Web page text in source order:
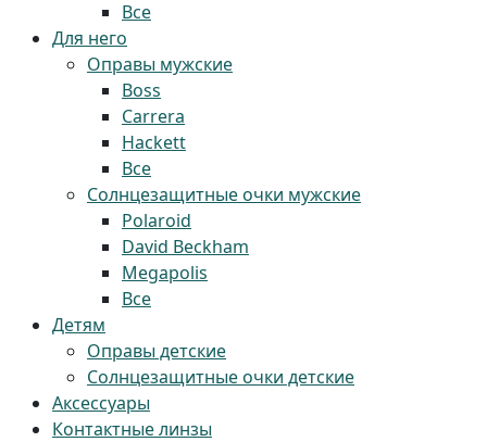
Все
Для него
Оправы мужские
Boss
Carrera
Hackett
Все
Солнцезащитные очки мужские
Polaroid
David Beckham
Megapolis
Все
Детям
Оправы детские
Солнцезащитные очки детские
Аксессуары
Контактные линзы